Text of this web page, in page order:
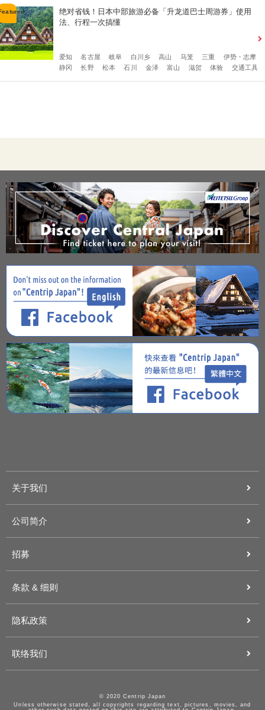
绝对省钱！日本中部旅游必备「升龙道巴士周游券」使用
法、行程一次搞懂
爱知 名古屋 岐阜 白川乡 高山 马笼 三重
伊势・志摩
静冈
长野 松本 石川 金泽 富山 滋贺 体验 交通工具
关于我们
公司简介
招募
条款 & 细则
隐私政策
联络我们
© 2020 Centrip Japan
Unless otherwise stated, all copyrights regarding text, pictures, movies, and